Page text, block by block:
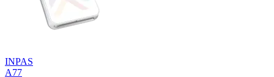
INPAS
A77